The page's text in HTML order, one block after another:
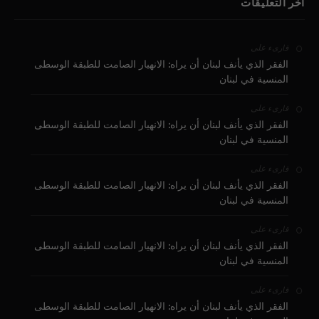
قارىء على
الفقر الذي يأنف لبنان أن يراه: الانهيار الصامت للطبقة الوسطى
المنسية في لبنان
قارىء على
الفقر الذي يأنف لبنان أن يراه: الانهيار الصامت للطبقة الوسطى
المنسية في لبنان
قارىء على
الفقر الذي يأنف لبنان أن يراه: الانهيار الصامت للطبقة الوسطى
المنسية في لبنان
قارىء على
الفقر الذي يأنف لبنان أن يراه: الانهيار الصامت للطبقة الوسطى
المنسية في لبنان
قارىء على
الفقر الذي يأنف لبنان أن يراه: الانهيار الصامت للطبقة الوسطى